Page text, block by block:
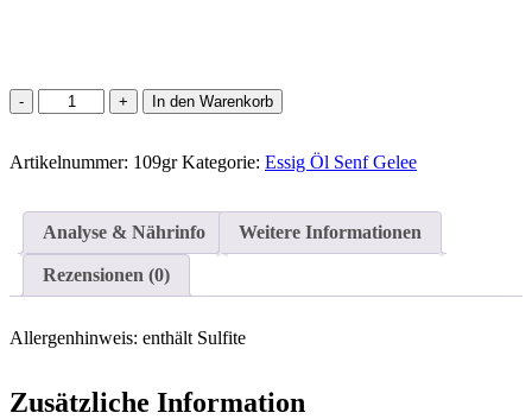
Weingelee
400gr.
In den Warenkorb
Artikelnummer: 109gr Kategorie: Essig Öl Senf Gelee
Analyse & Nährinfo Weitere Informationen
Rezensionen (0)
Allergenhinweis: enthält Sulfite
Zusätzliche Information